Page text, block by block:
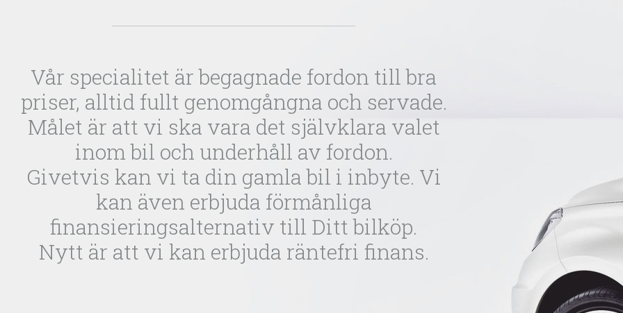
Vår specialitet är begagnade fordon till bra
priser, alltid fullt genomgångna och servade.
Målet är att vi ska vara det självklara valet
inom bil och underhåll av fordon.
Givetvis kan vi ta din gamla bil i inbyte. Vi
kan även erbjuda förmånliga
finansieringsalternativ till Ditt bilköp.
Nytt är att vi kan erbjuda räntefri finans.